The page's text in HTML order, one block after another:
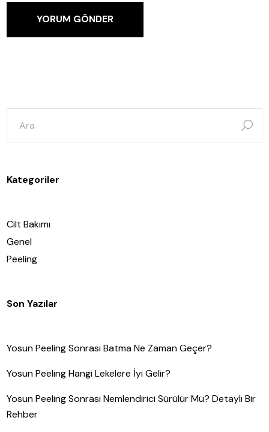
YORUM GÖNDER
şunun
ara:
Kategoriler
Cilt Bakımı
Genel
Peeling
Son Yazılar
Yosun Peeling Sonrası Batma Ne Zaman Geçer?
Yosun Peeling Hangi Lekelere İyi Gelir?
Yosun Peeling Sonrası Nemlendirici Sürülür Mü? Detaylı Bir
Rehber